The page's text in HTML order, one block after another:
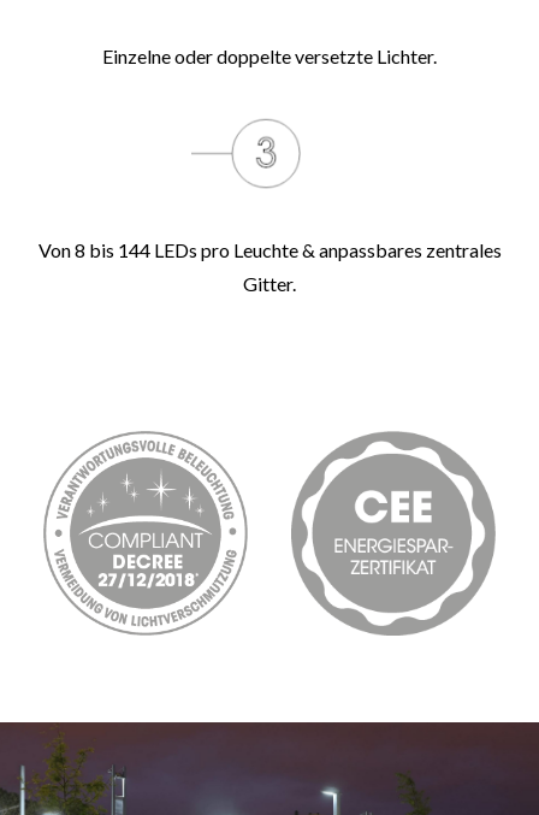
Einzelne oder doppelte versetzte Lichter.
Von 8 bis 144 LEDs pro Leuchte & anpassbares zentrales
Gitter.